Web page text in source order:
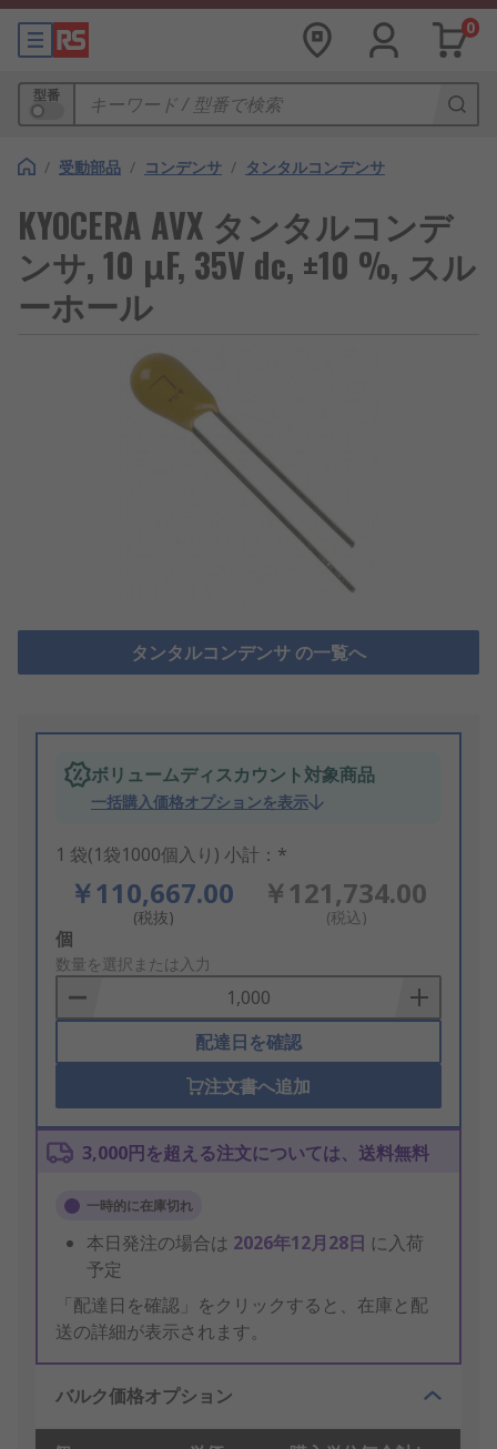
0
型番
/ 受動部品 / コンデンサ / タンタルコンデンサ
KYOCERA AVX タンタルコンデ
ンサ, 10 μF, 35V dc, ±10 %, スル
ーホール
タンタルコンデンサ の一覧へ
ボリュームディスカウント対象商品
一括購入価格オプションを表示
1 袋(1袋1000個入り) 小計：*
￥110,667.00
(税抜)
￥121,734.00
(税込)
Add
to
Basket
個
数量を選択または入力
配達日を確認
注文書へ追加
3,000円を超える注文については、送料無料
一時的に在庫切れ
本日発注の場合は 2026年12月28日 に入荷
予定
「配達日を確認」をクリックすると、在庫と配
送の詳細が表示されます。
バルク価格オプション